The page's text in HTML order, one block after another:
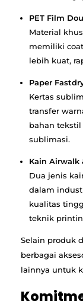
PET Film
Material
memiliki
lebih kuat,
Paper
Kertas
transfer
bahan
sublimasi.
Kain Airwalk
Dua jenis
dalam
kualitas
teknik
Selain produk
berbagai
lainnya untuk